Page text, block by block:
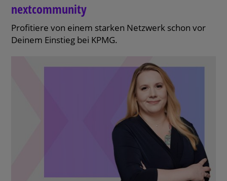
nextcommunity
Profitiere von einem starken Netzwerk schon vor
Deinem Einstieg bei KPMG.